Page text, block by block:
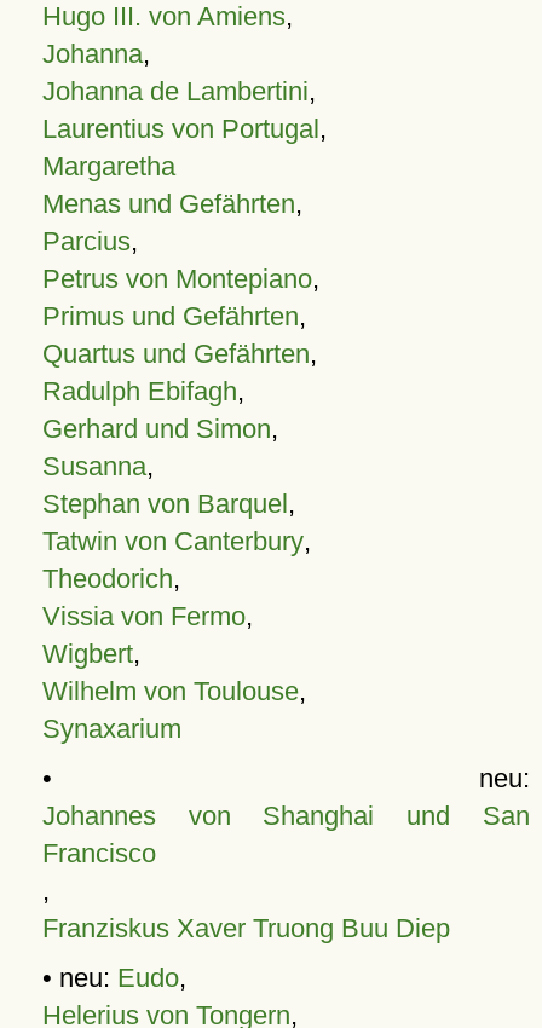
Hugo III. von Amiens,
Johanna,
Johanna de Lambertini,
Laurentius von Portugal,
Margaretha
Menas und Gefährten,
Parcius,
Petrus von Montepiano,
Primus und Gefährten,
Quartus und Gefährten,
Radulph Ebifagh,
Gerhard und Simon,
Susanna,
Stephan von Barquel,
Tatwin von Canterbury,
Theodorich,
Vissia von Fermo,
Wigbert,
Wilhelm von Toulouse,
Synaxarium
• neu:
Johannes von Shanghai und San
Francisco
,
Franziskus Xaver Truong Buu Diep
• neu: Eudo,
Helerius von Tongern,